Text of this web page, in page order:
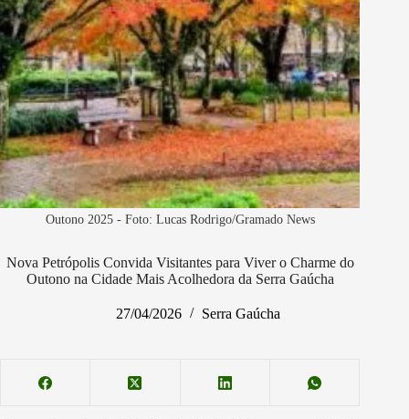
Outono 2025 - Foto: Lucas Rodrigo/Gramado News
Nova Petrópolis Convida Visitantes para Viver o Charme do
Outono na Cidade Mais Acolhedora da Serra Gaúcha
27/04/2026 Serra Gaúcha